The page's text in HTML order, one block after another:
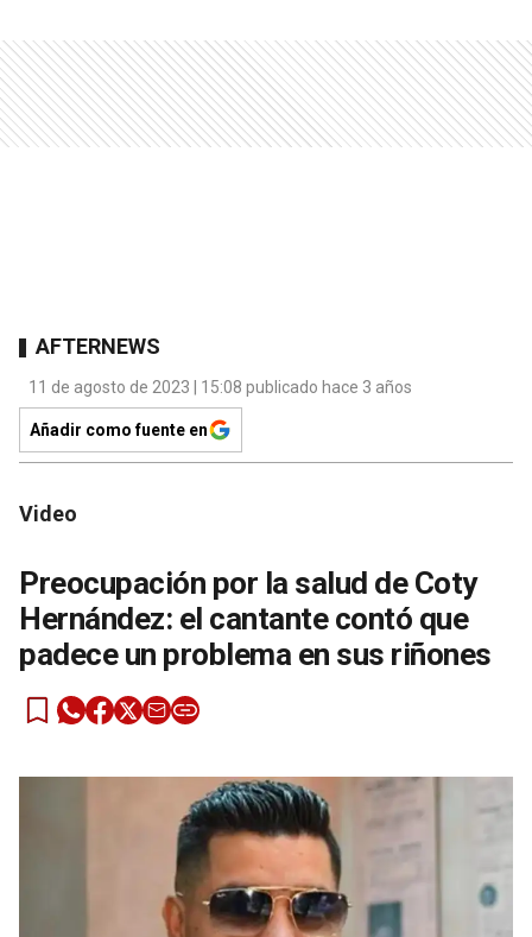
AFTERNEWS
11 de agosto de 2023 | 15:08 publicado hace 3 años
Añadir como fuente en
Video
Preocupación por la salud de Coty
Hernández: el cantante contó que
padece un problema en sus riñones